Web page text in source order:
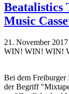
Beatalistics
Music
21. November 2017
WIN! WIN! WIN!
Bei dem Freiburger
der Begriff